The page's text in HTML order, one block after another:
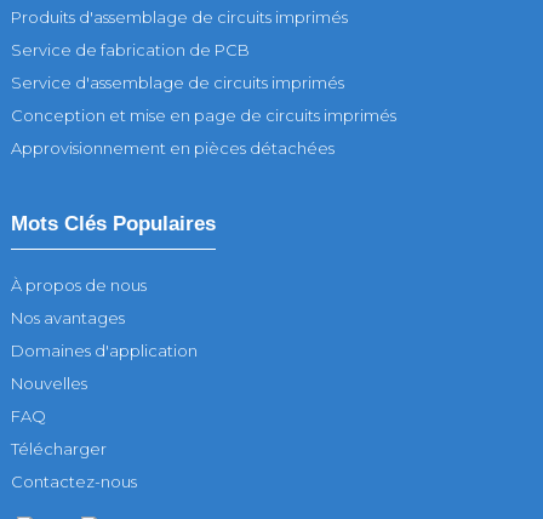
Produits d'assemblage de circuits imprimés
Service de fabrication de PCB
Service d'assemblage de circuits imprimés
Conception et mise en page de circuits imprimés
Approvisionnement en pièces détachées
Mots Clés Populaires
À propos de nous
Nos avantages
Domaines d'application
Nouvelles
FAQ
Télécharger
Contactez-nous